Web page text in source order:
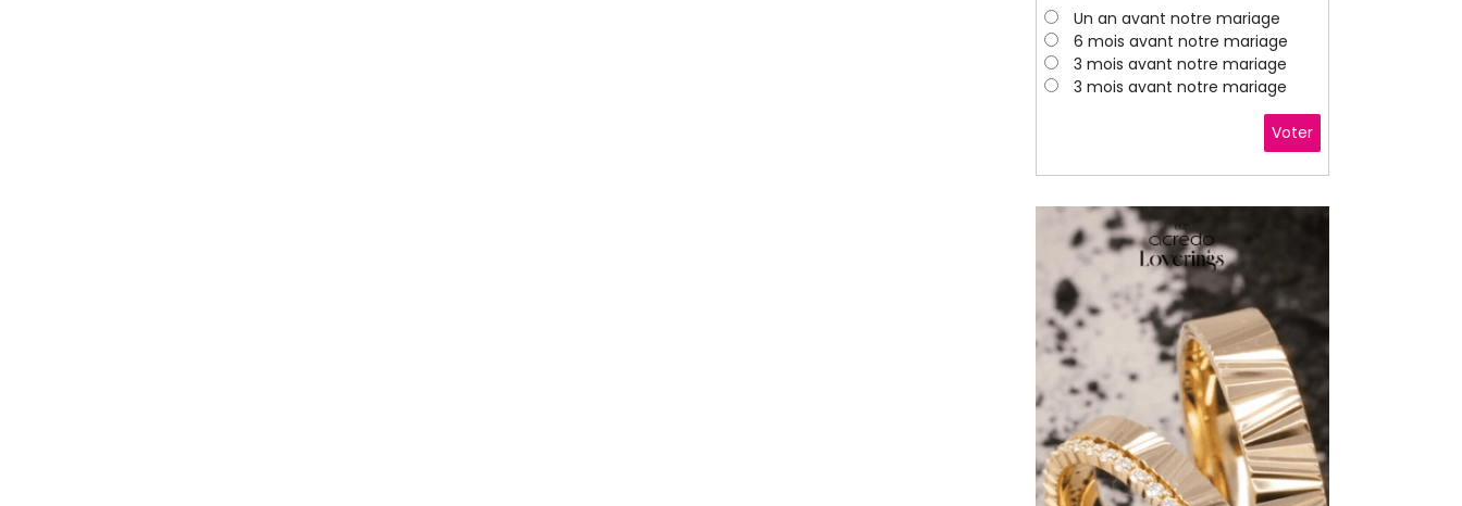
Un an avant notre mariage
6 mois avant notre mariage
3 mois avant notre mariage
3 mois avant notre mariage
Voter